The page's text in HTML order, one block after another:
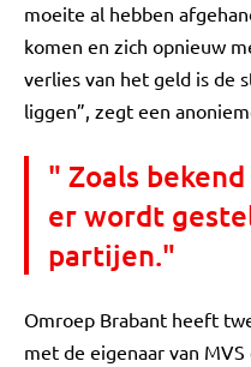
moeite al hebben
komen en zich opnieuw
verlies van het geld is de
liggen”, zegt een
" Zoals
er wordt
partijen."
Omroep Brabant heeft
met de eigenaar van